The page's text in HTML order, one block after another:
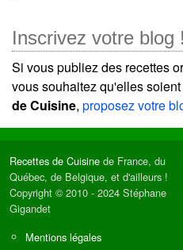
Inscrivez votre blog !
Si vous publiez des recettes
vous souhaitez qu'elles
de Cuisine, proposez votre
Recettes de Cuisine de France, du
Québec, de Belgique, et d'ailleurs !
Copyright © 2010 - 2024 Stéphane
Gigandet
Mentions légales